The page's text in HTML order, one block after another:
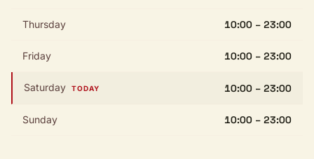
Thursday 10:00 – 23:00
Friday 10:00 – 23:00
Saturday TODAY 10:00 – 23:00
Sunday 10:00 – 23:00